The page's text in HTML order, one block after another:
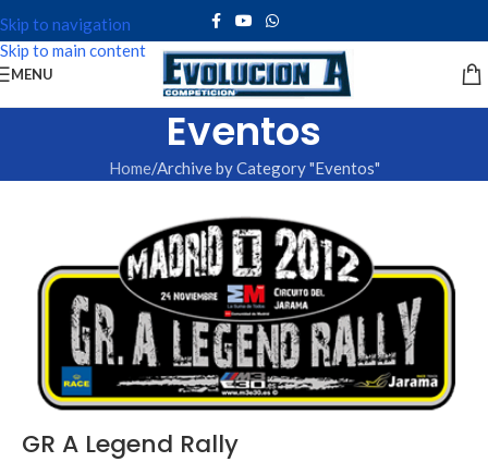
Skip to navigation
Skip to main content
MENU
Eventos
Home Archive by Category "Eventos"
GR A Legend Rally